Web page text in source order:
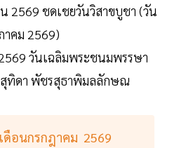
2569 ชดเชยวันวิสาขบูชา (วัน
คม 2569)
วันเฉลิมพระชนมพรรษา
สุทิดา พัชรสุธาพิมลลักษณ
ดือนกรกฎาคม 2569